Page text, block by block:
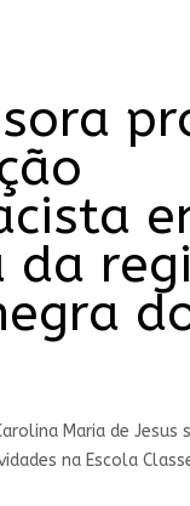
da
Maria de Jesus
na Escola